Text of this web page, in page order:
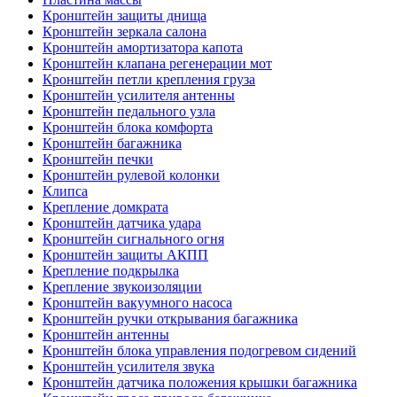
Кронштейн защиты днища
Кронштейн зеркала салона
Кронштейн амортизатора капота
Кронштейн клапана регенерации мот
Кронштейн петли крепления груза
Кронштейн усилителя антенны
Кронштейн педального узла
Кронштейн блока комфорта
Кронштейн багажника
Кронштейн печки
Кронштейн рулевой колонки
Клипса
Крепление домкрата
Кронштейн датчика удара
Кронштейн сигнального огня
Кронштейн защиты АКПП
Крепление подкрылка
Крепление звукоизоляции
Кронштейн вакуумного насоса
Кронштейн ручки открывания багажника
Кронштейн антенны
Кронштейн блока управления подогревом сидений
Кронштейн усилителя звука
Кронштейн датчика положения крышки багажника